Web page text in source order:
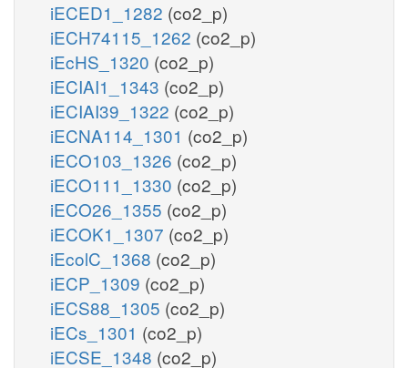
iECED1_1282 (co2_p)
iECH74115_1262 (co2_p)
iEcHS_1320 (co2_p)
iECIAI1_1343 (co2_p)
iECIAI39_1322 (co2_p)
iECNA114_1301 (co2_p)
iECO103_1326 (co2_p)
iECO111_1330 (co2_p)
iECO26_1355 (co2_p)
iECOK1_1307 (co2_p)
iEcolC_1368 (co2_p)
iECP_1309 (co2_p)
iECS88_1305 (co2_p)
iECs_1301 (co2_p)
iECSE_1348 (co2_p)